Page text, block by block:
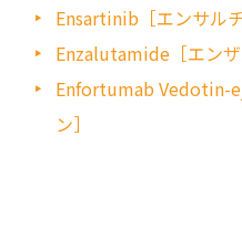
Ensartinib［エンサルチ
Enzalutamide［エンザ
Enfortumab Vedotin-
ン］